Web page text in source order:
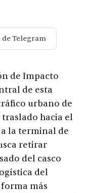
de Telegram
de Impacto
de esta
urbano de
hacia el
la terminal de
retirar
del casco
del
más